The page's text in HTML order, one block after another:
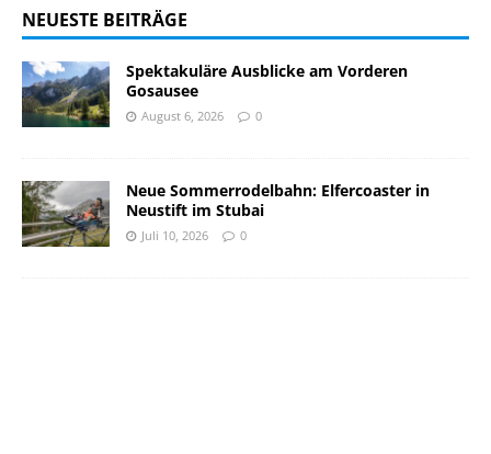
NEUESTE BEITRÄGE
Spektakuläre Ausblicke am Vorderen
Gosausee
August 6, 2026 0
Neue Sommerrodelbahn: Elfercoaster in
Neustift im Stubai
Juli 10, 2026 0